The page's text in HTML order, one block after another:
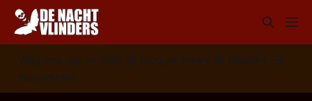
Volg ons op: 📣 RSS 📰 Google News 🦋 Bluesky
✉️
Nieuwsbrief